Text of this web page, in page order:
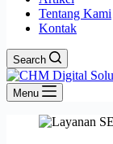
Tentang Kami
Kontak
Search
Menu